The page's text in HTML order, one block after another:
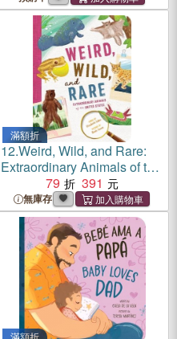
滿額折
12.Weird, Wild, and Rare:
Extraordinary Animals of the
United States
79 391
無庫存
滿額折